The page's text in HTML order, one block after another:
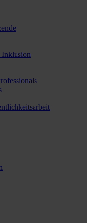
Inklusion